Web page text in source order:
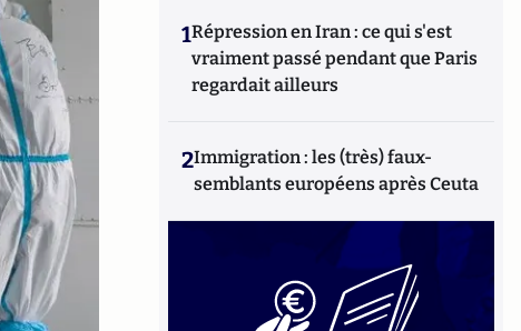
1Répression en Iran : ce qui s'est
vraiment passé pendant que Paris
regardait ailleurs
2Immigration : les (très) faux-
semblants européens après Ceuta